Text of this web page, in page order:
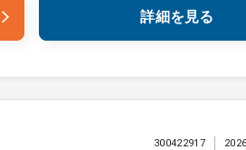
詳細を見る
300422917